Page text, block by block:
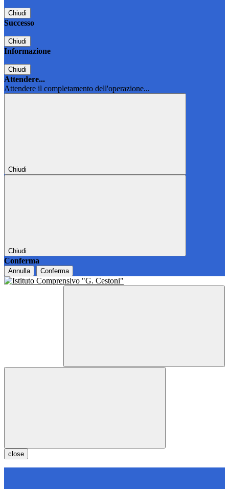
Chiudi
Successo
Chiudi
Informazione
Chiudi
Attendere...
Attendere il completamento dell'operazione...
Chiudi
Chiudi
Conferma
Annulla Conferma
close